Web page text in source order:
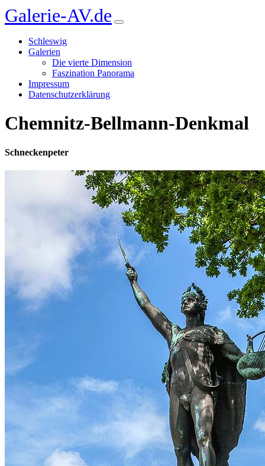
Galerie-AV.de
Schleswig
Galerien
Die vierte Dimension
Faszination Panorama
Impressum
Datenschutzerklärung
Chemnitz-Bellmann-Denkmal
Schneckenpeter